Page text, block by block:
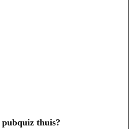
pubquiz thuis?